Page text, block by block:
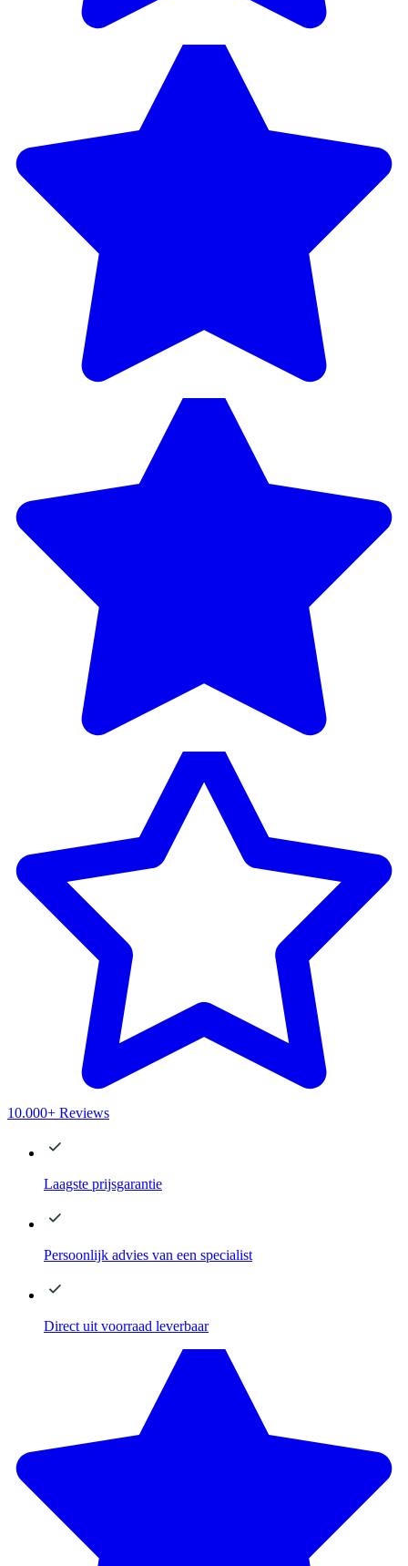
10.000+ Reviews
Laagste prijsgarantie
Persoonlijk advies van een specialist
Direct uit voorraad leverbaar